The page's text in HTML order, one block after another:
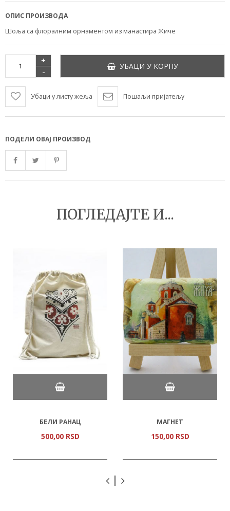
ОПИС ПРОИЗВОДА
Шоља са флоралним орнаментом из манастира Жиче
+
-
УБАЦИ У КОРПУ
Убаци у листу жеља Пошаљи пријатељу
ПОДЕЛИ ОВАЈ ПРОИЗВОД
ПОГЛЕДАЈТЕ И...
БЕЛИ РАНАЦ
500,00 RSD
МАГНЕТ
150,00 RSD